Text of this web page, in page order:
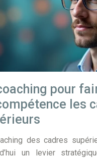
pour
les
des cadres
un levier